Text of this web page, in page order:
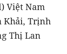
Việt Nam
Khải, Trịnh
Thị Lan